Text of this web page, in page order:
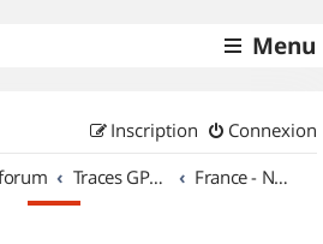
Menu
Connexion
Inscription
Traces GPS de randos VTT France - Nord Ouest